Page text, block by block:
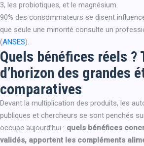
3, les probiotiques, et le magnésium.
90% des consommateurs se disent
que seule une minorité consulte un
(ANSES).
Quels bénéfices réels ?
d’horizon des grandes
comparatives
Devant la multiplication des produits, les
publiques et chercheurs se sont penchés
occupe aujourd’hui : quels bénéfices
validés, apportent les compléments